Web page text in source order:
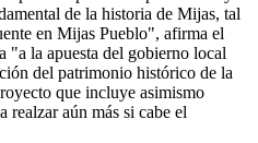
de la historia de Mijas, tal
en Mijas Pueblo", afirma el
"a la apuesta del gobierno local
del patrimonio histórico de la
que incluye asimismo
realzar aún más si cabe el